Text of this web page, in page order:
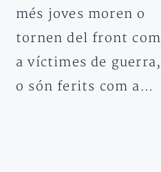
més joves moren o
tornen del front com
a víctimes de guerra,
o són ferits com a…